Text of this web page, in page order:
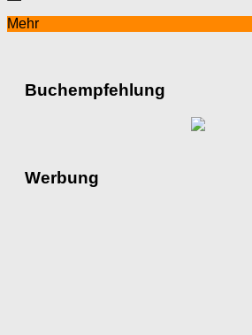
Mehr
Buchempfehlung
Werbung